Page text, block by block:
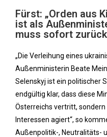
Fürst: „Orden aus
ist als
muss sofort
„Die Verleihung eines
Außenministerin Beate
Selenskyj ist ein politischer
endgültig klar, dass diese
Österreichs vertritt,
Interessen agiert“, so
Außenpolitik-, Neutralitäts-